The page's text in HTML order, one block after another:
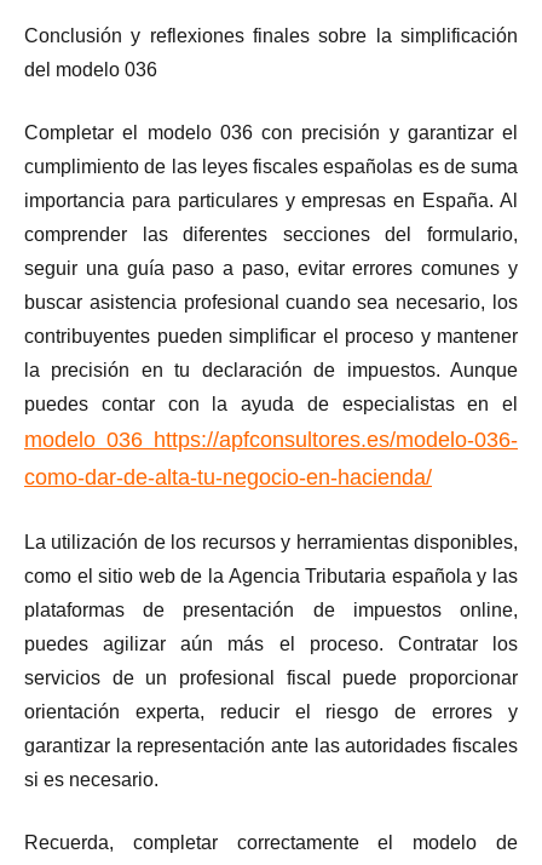
Conclusión y reflexiones finales sobre la simplificación
del modelo 036
Completar el modelo 036 con precisión y garantizar el
cumplimiento de las leyes fiscales españolas es de suma
importancia para particulares y empresas en España. Al
comprender las diferentes secciones del formulario,
seguir una guía paso a paso, evitar errores comunes y
buscar asistencia profesional cuando sea necesario, los
contribuyentes pueden simplificar el proceso y mantener
la precisión en tu declaración de impuestos. Aunque
puedes contar con la ayuda de especialistas en el
modelo 036 https://apfconsultores.es/modelo-036-
como-dar-de-alta-tu-negocio-en-hacienda/
La utilización de los recursos y herramientas disponibles,
como el sitio web de la Agencia Tributaria española y las
plataformas de presentación de impuestos online,
puedes agilizar aún más el proceso. Contratar los
servicios de un profesional fiscal puede proporcionar
orientación experta, reducir el riesgo de errores y
garantizar la representación ante las autoridades fiscales
si es necesario.
Recuerda, completar correctamente el modelo de